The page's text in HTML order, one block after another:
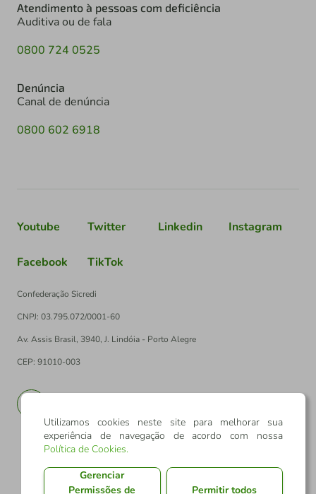
Atendimento à pessoas com deficiência
Auditiva ou de fala
0800 724 0525
Denúncia
Canal de denúncia
0800 602 6918
Youtube Twitter Linkedin Instagram
Facebook TikTok
Confederação Sicredi
CNPJ: 03.795.072/0001-60
Av. Assis Brasil, 3940, J. Lindóia - Porto Alegre
CEP: 91010-003
Utilizamos cookies neste site para melhorar sua
experiência de navegação de acordo com nossa
Política de Cookies.
Gerenciar
Permissões de
Permitir todos